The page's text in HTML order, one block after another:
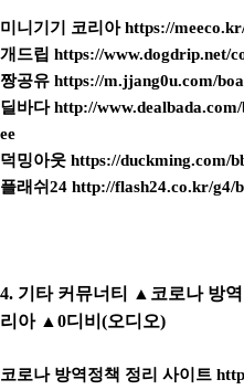
미니기기 코리아https://
개드립 https://www.dogdrip.net/
짱공유 https://m.jjang0u.com/
딜바다http://
ee
덕밍아웃 https://duckming.com/
플래쉬24 http://flash24.co.kr/g4/
4. 기타 커뮤너티 ▲코로나 방
리아 ▲0디비(오디오)
코로나 방역정책 정리 사이트